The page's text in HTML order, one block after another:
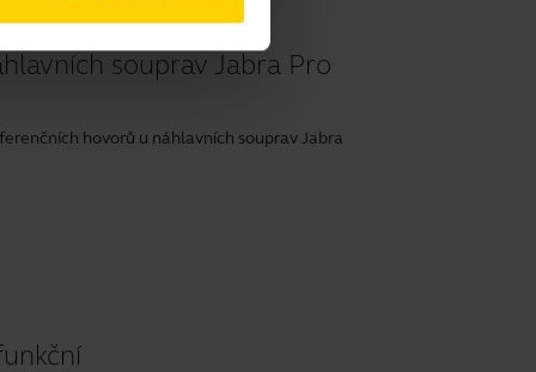
souprav Jabra Pro
hovorů u náhlavních souprav Jabra